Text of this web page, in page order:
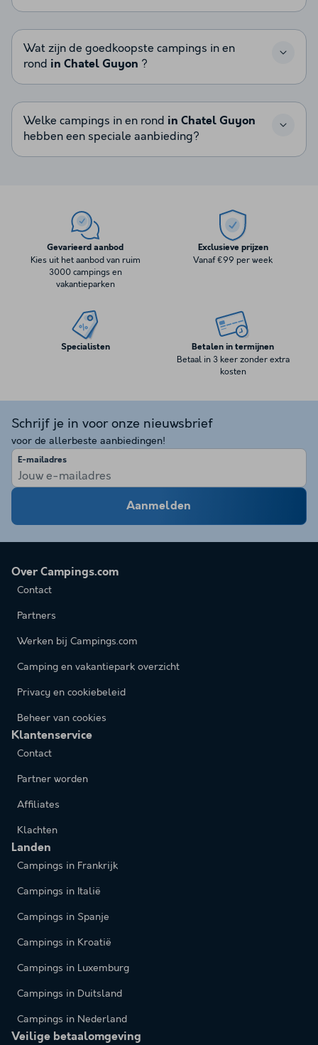
Wat zijn de goedkoopste campings in en
rond in Chatel Guyon ?
Welke campings in en rond in Chatel Guyon
hebben een speciale aanbieding?
Gevarieerd aanbod
Kies uit het aanbod van ruim
3000 campings en
vakantieparken
Exclusieve prijzen
Vanaf €99 per week
Specialisten Betalen in termijnen
Betaal in 3 keer zonder extra
kosten
Schrijf je in voor onze nieuwsbrief
voor de allerbeste aanbiedingen!
E-mailadres
Aanmelden
Over Campings.com
Contact
Partners
Werken bij Campings.com
Camping en vakantiepark overzicht
Privacy en cookiebeleid
Beheer van cookies
Klantenservice
Contact
Partner worden
Affiliates
Klachten
Landen
Campings in Frankrijk
Campings in Italië
Campings in Spanje
Campings in Kroatië
Campings in Luxemburg
Campings in Duitsland
Campings in Nederland
Veilige betaalomgeving